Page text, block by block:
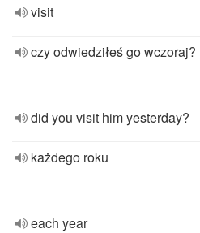
visit
czy odwiedziłeś go wczoraj?
did you visit him yesterday?
każdego roku
each year